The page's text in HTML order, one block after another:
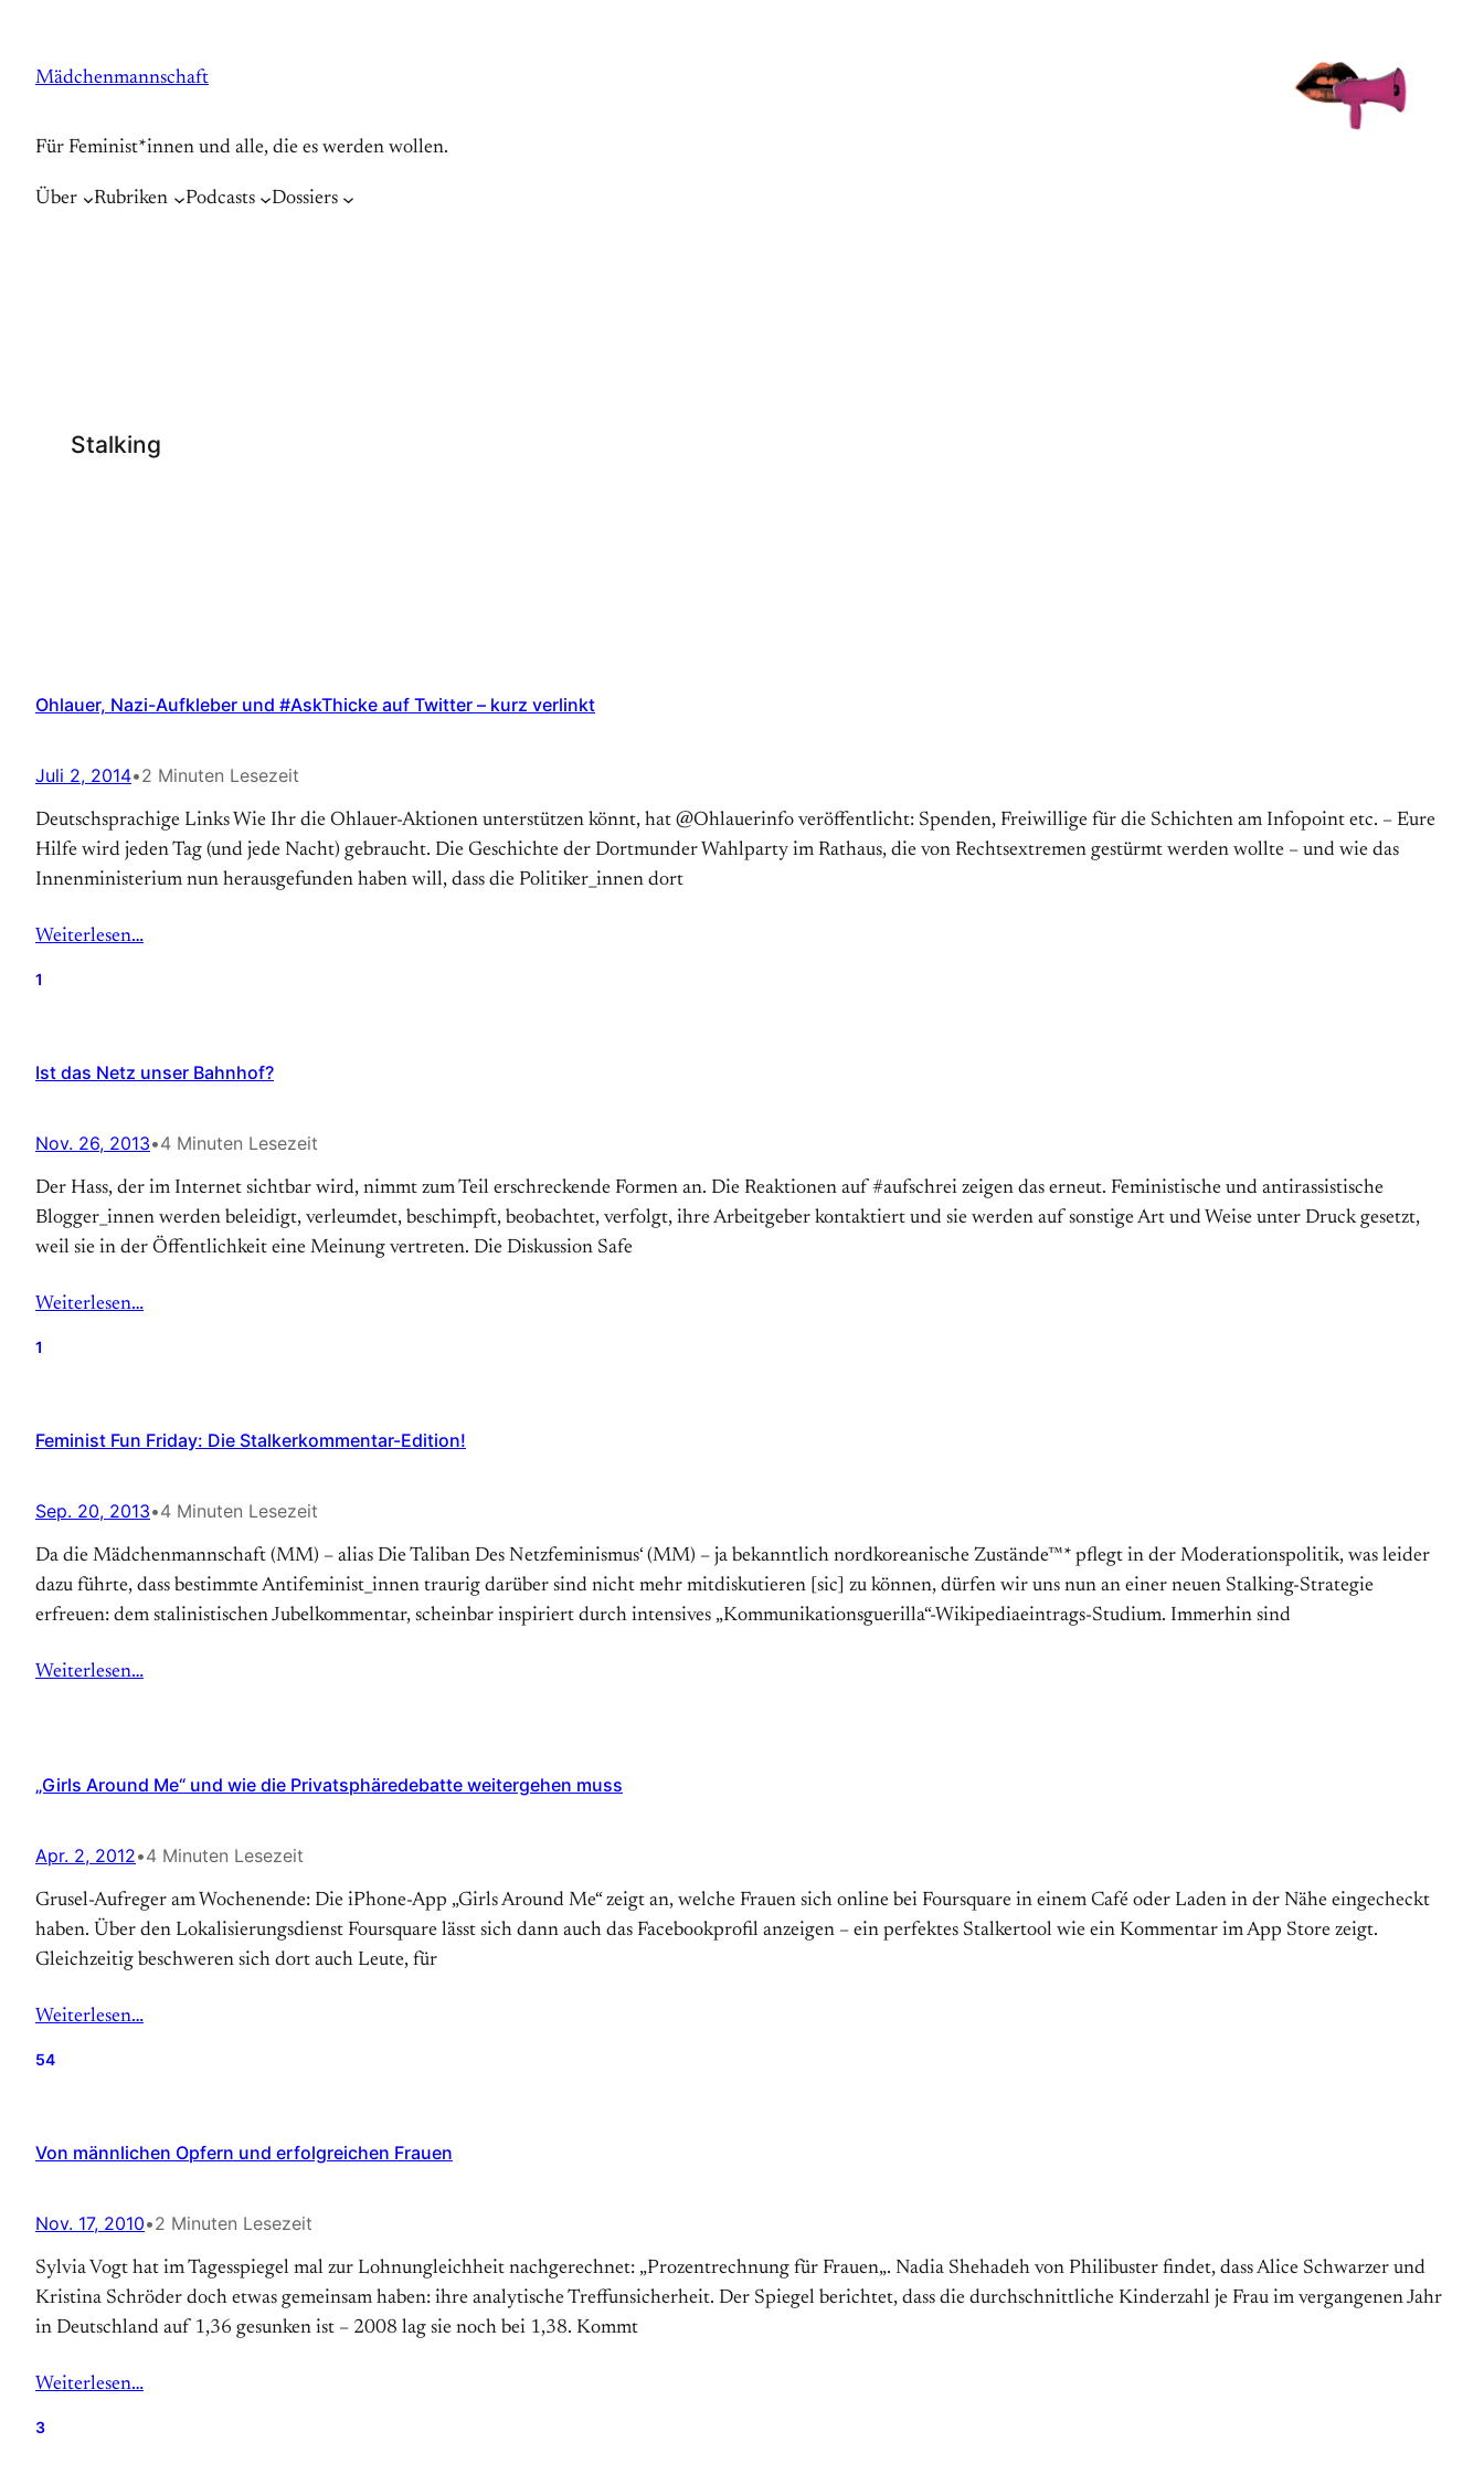
springen
Mädchenmannschaft
Für Feminist*innen und alle, die es werden wollen.
Über Rubriken Podcasts Dossiers
Stalking
Ohlauer, Nazi-Aufkleber und #AskThicke auf Twitter – kurz verlinkt
Juli 2, 2014•2 Minuten Lesezeit
Deutschsprachige Links Wie Ihr die Ohlauer-Aktionen unterstützen könnt, hat @Ohlauerinfo veröffentlicht: Spenden, Freiwillige für die Schichten am Infopoint etc. – Eure
Hilfe wird jeden Tag (und jede Nacht) gebraucht. Die Geschichte der Dortmunder Wahlparty im Rathaus, die von Rechtsextremen gestürmt werden wollte – und wie das
Innenministerium nun herausgefunden haben will, dass die Politiker_innen dort
Weiterlesen…
1
Ist das Netz unser Bahnhof?
Nov. 26, 2013•4 Minuten Lesezeit
Der Hass, der im Internet sichtbar wird, nimmt zum Teil erschreckende Formen an. Die Reaktionen auf #aufschrei zeigen das erneut. Feministische und antirassistische
Blogger_innen werden beleidigt, verleumdet, beschimpft, beobachtet, verfolgt, ihre Arbeitgeber kontaktiert und sie werden auf sonstige Art und Weise unter Druck gesetzt,
weil sie in der Öffentlichkeit eine Meinung vertreten. Die Diskussion Safe
Weiterlesen…
1
Feminist Fun Friday: Die Stalkerkommentar-Edition!
Sep. 20, 2013•4 Minuten Lesezeit
Da die Mädchenmannschaft (MM) – alias Die Taliban Des Netzfeminismus‘ (MM) – ja bekannt­lich nord­korea­nische Zu­stän­de™* pflegt in der Mo­dera­tions­poli­tik, was lei­der
da­zu führ­te, dass be­stimmte Anti­feminist_innen trau­rig darüber sind nicht mehr mitdiskutieren [sic] zu können, dürfen wir uns nun an einer neuen Stalking-Strategie
erfreuen: dem stali­nisti­schen Ju­bel­kommen­tar, schein­bar in­spi­riert durch in­ten­si­ves „Ko­mmu­nika­tions­guerilla“-Wiki­pedia­ein­trags-Stu­dium. Immerhin sind
Weiterlesen…
„Girls Around Me“ und wie die Privatsphäredebatte weitergehen muss
Apr. 2, 2012•4 Minuten Lesezeit
Grusel-Aufreger am Wochenende: Die iPhone-App „Girls Around Me“ zeigt an, welche Frauen sich online bei Foursquare in einem Café oder Laden in der Nähe eingecheckt
haben. Über den Lokalisierungsdienst Foursquare lässt sich dann auch das Facebookprofil anzeigen – ein perfektes Stalkertool wie ein Kommentar im App Store zeigt.
Gleichzeitig beschweren sich dort auch Leute, für
Weiterlesen…
54
Von männlichen Opfern und erfolgreichen Frauen
Nov. 17, 2010•2 Minuten Lesezeit
Sylvia Vogt hat im Tagesspiegel mal zur Lohnungleichheit nachgerechnet: „Prozentrechnung für Frauen„. Nadia Shehadeh von Philibuster findet, dass Alice Schwarzer und
Kristina Schröder doch etwas gemeinsam haben: ihre analytische Treffunsicherheit. Der Spiegel berichtet, dass die durchschnittliche Kinderzahl je Frau im vergangenen Jahr
in Deutschland auf 1,36 gesunken ist – 2008 lag sie noch bei 1,38. Kommt
Weiterlesen…
3